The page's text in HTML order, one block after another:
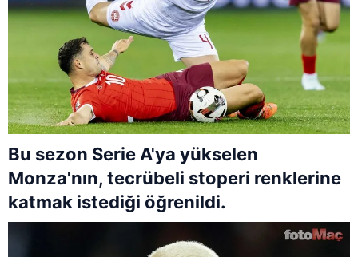
Bu sezon Serie A'ya yükselen
Monza'nın, tecrübeli stoperi renklerine
katmak istediği öğrenildi.